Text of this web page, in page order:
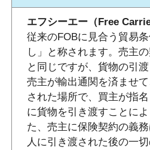
エフシーエー（Free
従来のFOBに見合う貿易
し」と称されます。売主
と同じですが、貨物の引渡
売主が輸出通関を済ませ
された場所で、買主が指
に貨物を引き渡すことに
た、売主に保険契約の義
人に引き渡された後の一